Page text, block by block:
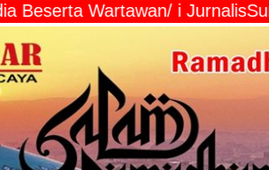
Beserta Wartawan/ i